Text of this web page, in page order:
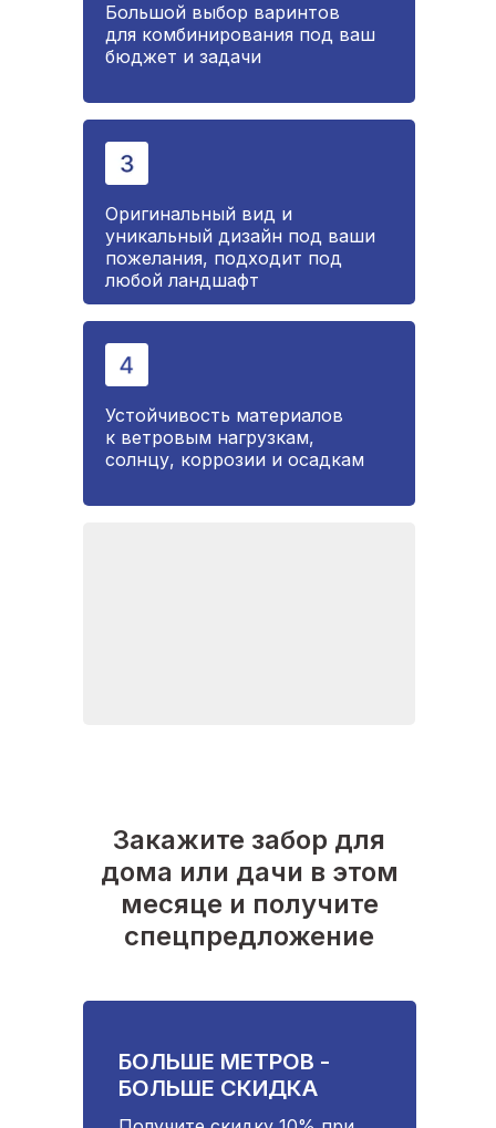
Большой выбор варинтов
для комбинирования под ваш
бюджет и задачи
Устойчивость материалов
к ветровым нагрузкам,
солнцу, коррозии и осадкам
Оригинальный вид и
уникальный дизайн под ваши
пожелания, подходит под
любой ландшафт
Закажите забор для
дома или дачи в этом
месяце и получите
спецпредложение
БОЛЬШЕ МЕТРОВ -
БОЛЬШЕ СКИДКА